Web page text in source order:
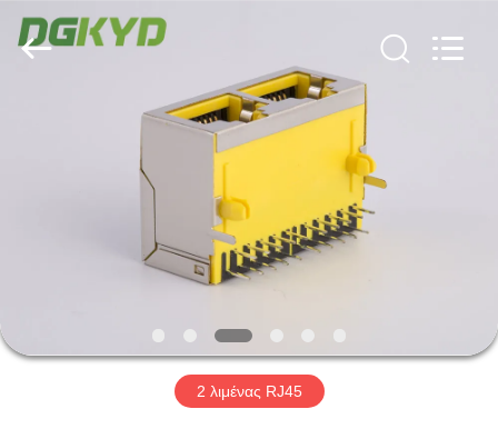
ΠΡΟΪΌΝΤΑ
ΕΜΦΆΝΙΣΗ
ΠΕΡΊΠΟΥ
Electronic
Technology
Co.,ltd.
2 λιμένας RJ45